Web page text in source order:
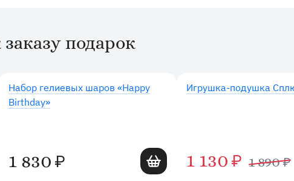
подарок
в корзину
Набор гелиевых шаров «Happy
Birthday»
1 830 ₽ Добавить в корзину
Игрушка-подушка
1 130 ₽ 1 890₽